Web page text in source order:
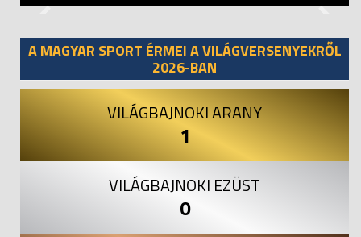
A MAGYAR SPORT ÉRMEI A VILÁGVERSENYEKRŐL
2026-BAN
VILÁGBAJNOKI ARANY
1
VILÁGBAJNOKI EZÜST
0